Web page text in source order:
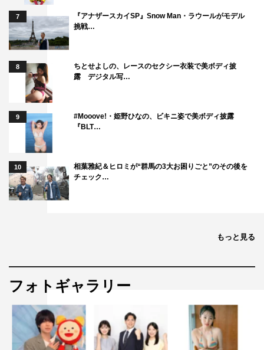
グップラサポーター：カズレーザー（メイプル超合金）、
生見愛瑠、永尾柚乃
グップラサイエンスサポーター：桝太一
グップラアナウンサー：水卜麻美、黒田みゆ、浦野モモ
キャンペーン公式HP：
https://www.ntv.co.jp/goodfortheplanet/
キャンペーン公式X：＠
GFP_week（
キャンペーン公式TikTok：＠
GFP_week（https://www.tiktok.com/@gfp_week
ME:I
7
『アナザースカイSP』Snow Man・ラウールがモデル
挑戦…
8
ちとせよしの、レースのセクシー衣装で美ボディ披
露 デジタル写…
9
#Mooove!・姫野ひなの、ビキニ姿で美ボディ披露
『BLT…
10
相葉雅紀＆ヒロミが“群馬の3大お困りごと”のその後を
チェック…
もっと見る
フォトギャラリー